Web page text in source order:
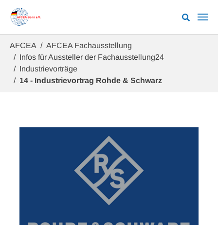
AFCEA
AFCEA Fachausstellung
Infos für Aussteller der Fachausstellung24
Industrievorträge
14 - Industrievortrag Rohde & Schwarz